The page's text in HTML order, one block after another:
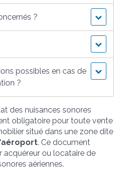
?
possibles en cas de
?
des nuisances sonores
obligatoire pour toute vente
situé dans une zone dite
. Ce document
ou locataire de
aériennes.